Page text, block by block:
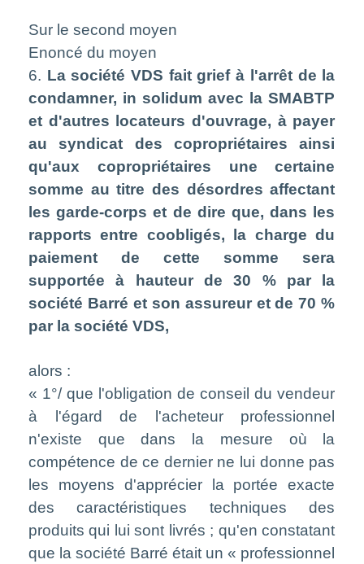
Sur le second moyen
Enoncé du moyen
6. La société VDS fait grief à l'arrêt de la
condamner, in solidum avec la SMABTP
et d'autres locateurs d'ouvrage, à payer
au syndicat des copropriétaires ainsi
qu'aux copropriétaires une certaine
somme au titre des désordres affectant
les garde-corps et de dire que, dans les
rapports entre coobligés, la charge du
paiement de cette somme sera
supportée à hauteur de 30 % par la
société Barré et son assureur et de 70 %
par la société VDS,
alors :
« 1°/ que l'obligation de conseil du vendeur
à l'égard de l'acheteur professionnel
n'existe que dans la mesure où la
compétence de ce dernier ne lui donne pas
les moyens d'apprécier la portée exacte
des caractéristiques techniques des
produits qui lui sont livrés ; qu'en constatant
que la société Barré était un « professionnel